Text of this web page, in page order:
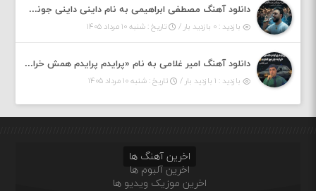
دانلود آهنگ مصطفی ابراهیمی به نام داینی داینی جونم قربون پنج تیر پرونم
بازدید : ۰ بازدید بار / تاریخ : شنبه ۱۰ مرداد ۱۴۰۵
دانلود آهنگ امیر غلامی به نام «پرایدم پرایدم همش خرابه یار نیو کنارم دیگه پولی نداروم (ریمیکس اینستاگرام)»
بازدید : ۱ بازدید بار / تاریخ : شنبه ۱۰ مرداد ۱۴۰۵
اخرین آهنگ ها
اخرین آلبوم ها
اخرین موزیک ویدیو ها